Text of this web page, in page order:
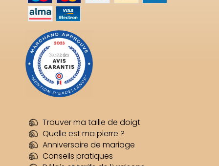
Trouver ma taille de doigt
Quelle est ma pierre ?
Anniversaire de mariage
Conseils pratiques